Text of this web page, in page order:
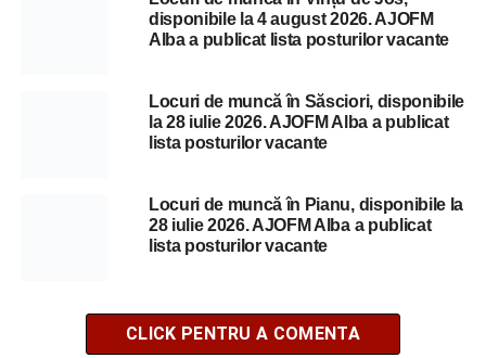
disponibile la 4 august 2026. AJOFM
Alba a publicat lista posturilor vacante
Locuri de muncă în Săsciori, disponibile
la 28 iulie 2026. AJOFM Alba a publicat
lista posturilor vacante
Locuri de muncă în Pianu, disponibile la
28 iulie 2026. AJOFM Alba a publicat
lista posturilor vacante
CLICK PENTRU A COMENTA